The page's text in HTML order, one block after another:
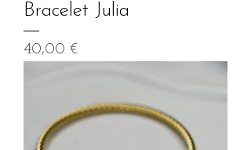
Bracelet Julia
Prix
40,00 €